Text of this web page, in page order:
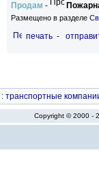
Продам -
Размещено в разделе
печать -
: транспортные
Copyright © 2000 -